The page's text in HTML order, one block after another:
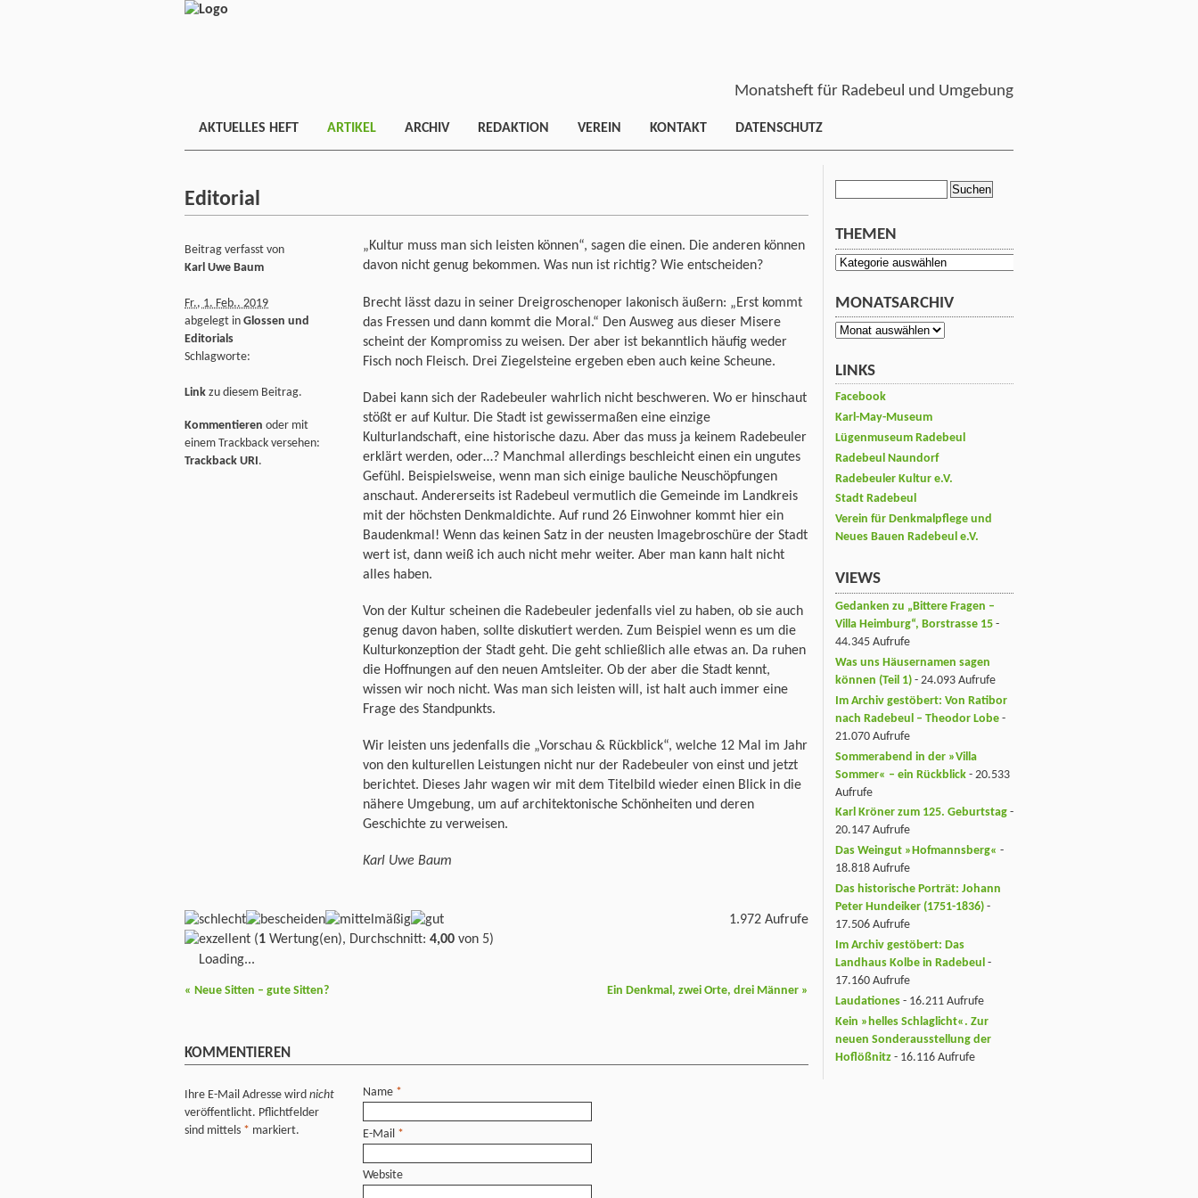
Monatsheft für Radebeul und Umgebung
AKTUELLES HEFT ARTIKEL ARCHIV REDAKTION VEREIN KONTAKT DATENSCHUTZ
Editorial
„Kultur muss man sich leisten können“, sagen die einen. Die anderen können
davon nicht genug bekommen. Was nun ist richtig? Wie entscheiden?
Brecht lässt dazu in seiner Dreigroschenoper lakonisch äußern: „Erst kommt
das Fressen und dann kommt die Moral.“ Den Ausweg aus dieser Misere
scheint der Kompromiss zu weisen. Der aber ist bekanntlich häufig weder
Fisch noch Fleisch. Drei Ziegelsteine ergeben eben auch keine Scheune.
Dabei kann sich der Radebeuler wahrlich nicht beschweren. Wo er hinschaut
stößt er auf Kultur. Die Stadt ist gewissermaßen eine einzige
Kulturlandschaft, eine historische dazu. Aber das muss ja keinem Radebeuler
erklärt werden, oder…? Manchmal allerdings beschleicht einen ein ungutes
Gefühl. Beispielsweise, wenn man sich einige bauliche Neuschöpfungen
anschaut. Andererseits ist Radebeul vermutlich die Gemeinde im Landkreis
mit der höchsten Denkmaldichte. Auf rund 26 Einwohner kommt hier ein
Baudenkmal! Wenn das keinen Satz in der neusten Imagebroschüre der Stadt
wert ist, dann weiß ich auch nicht mehr weiter. Aber man kann halt nicht
alles haben.
Von der Kultur scheinen die Radebeuler jedenfalls viel zu haben, ob sie auch
genug davon haben, sollte diskutiert werden. Zum Beispiel wenn es um die
Kulturkonzeption der Stadt geht. Die geht schließlich alle etwas an. Da ruhen
die Hoffnungen auf den neuen Amtsleiter. Ob der aber die Stadt kennt,
wissen wir noch nicht. Was man sich leisten will, ist halt auch immer eine
Frage des Standpunkts.
Wir leisten uns jedenfalls die „Vorschau & Rückblick“, welche 12 Mal im Jahr
von den kulturellen Leistungen nicht nur der Radebeuler von einst und jetzt
berichtet. Dieses Jahr wagen wir mit dem Titelbild wieder einen Blick in die
nähere Umgebung, um auf architektonische Schönheiten und deren
Geschichte zu verweisen.
Karl Uwe Baum
Beitrag verfasst von
Karl Uwe Baum
Fr., 1. Feb.. 2019
abgelegt in Glossen und
Editorials
Schlagworte:
Link zu diesem Beitrag.
Kommentieren oder mit
einem Trackback versehen:
Trackback URI.
(1 Wertung(en), Durchschnitt: 4,00 von 5)
Loading...
1.972 Aufrufe
« Neue Sitten – gute Sitten? Ein Denkmal, zwei Orte, drei Männer »
KOMMENTIEREN
Ihre E-Mail Adresse wird nicht
veröffentlicht. Pflichtfelder
sind mittels * markiert.
Name *
E-Mail *
Website
THEMEN
Themen
MONATSARCHIV
Monatsarchiv
LINKS
Facebook
Karl-May-Museum
Lügenmuseum Radebeul
Radebeul Naundorf
Radebeuler Kultur e.V.
Stadt Radebeul
Verein für Denkmalpflege und
Neues Bauen Radebeul e.V.
VIEWS
Gedanken zu „Bittere Fragen –
Villa Heimburg“, Borstrasse 15 -
44.345 Aufrufe
Was uns Häusernamen sagen
können (Teil 1) - 24.093 Aufrufe
Im Archiv gestöbert: Von Ratibor
nach Radebeul – Theodor Lobe -
21.070 Aufrufe
Sommerabend in der »Villa
Sommer« – ein Rückblick - 20.533
Aufrufe
Karl Kröner zum 125. Geburtstag -
20.147 Aufrufe
Das Weingut »Hofmannsberg« -
18.818 Aufrufe
Das historische Porträt: Johann
Peter Hundeiker (1751-1836) -
17.506 Aufrufe
Im Archiv gestöbert: Das
Landhaus Kolbe in Radebeul -
17.160 Aufrufe
Laudationes - 16.211 Aufrufe
Kein »helles Schlaglicht«. Zur
neuen Sonderausstellung der
Hoflößnitz - 16.116 Aufrufe